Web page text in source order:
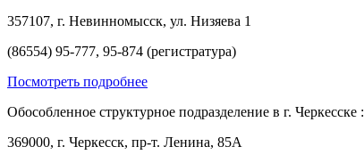
357107, г. Невинномысск, ул. Низяева 1
(86554) 95-777, 95-874 (регистратура)
Посмотреть подробнее
Обособленное структурное подразделение в г. Черкесске :
369000, г. Черкесск, пр-т. Ленина, 85А